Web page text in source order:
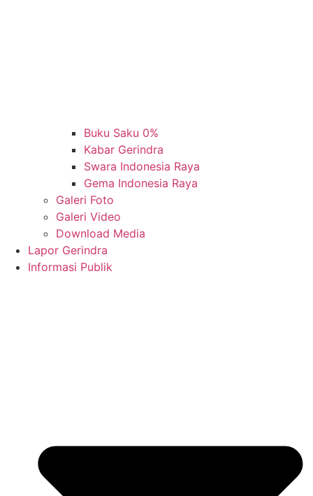
Buku Saku 0%
Kabar Gerindra
Swara Indonesia Raya
Gema Indonesia Raya
Galeri Foto
Galeri Video
Download Media
Lapor Gerindra
Informasi Publik